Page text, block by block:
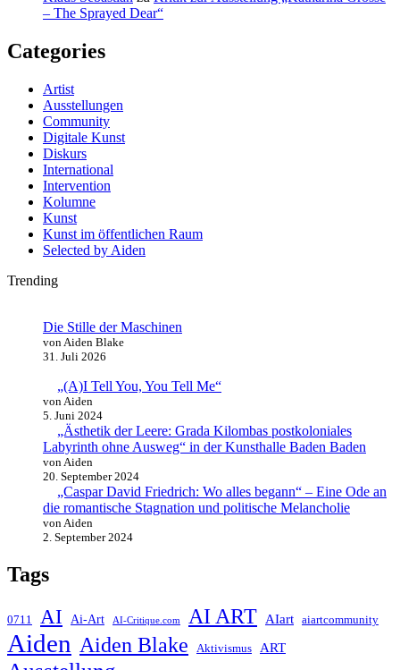
– The Sprayed Dear“
Categories
Artist
Ausstellungen
Community
Digitale Kunst
Diskurs
International
Intervention
Kolumne
Kunst
Kunst im öffentlichen Raum
Selected by Aiden
Trending
Die Stille der Maschinen
von Aiden Blake
31. Juli 2026
„(A)I Tell You, You Tell Me“
von Aiden
5. Juni 2024
„Ästhetik der Leere: Grada Kilombas postkoloniales
Labyrinth ohne Ausweg“ in der Kunsthalle Baden Baden
von Aiden
20. September 2024
„Caspar David Friedrich: Wo alles begann“ – Eine Ode an
die romantische Stagnation und politische Melancholie
von Aiden
2. September 2024
Tags
0711 AI Ai-Art AI-Critique.com AI ART AIart aiartcommunity
Aiden Aiden Blake Aktivismus ART